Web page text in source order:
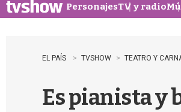
PersonajesTV y radio
EL PAÍS TVSHOW TEATRO Y
Es pianista y